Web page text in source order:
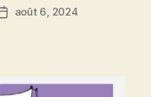
Dateaoût 6, 2024